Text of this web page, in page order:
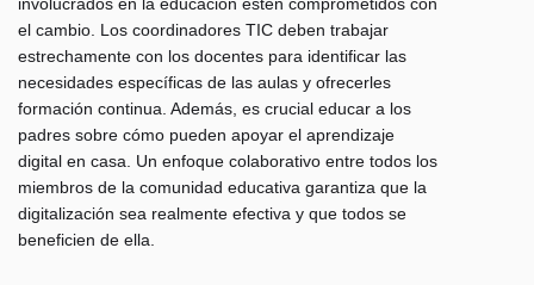
involucrados en la educación estén comprometidos con
el cambio. Los coordinadores TIC deben trabajar
estrechamente con los docentes para identificar las
necesidades específicas de las aulas y ofrecerles
formación continua. Además, es crucial educar a los
padres sobre cómo pueden apoyar el aprendizaje
digital en casa. Un enfoque colaborativo entre todos los
miembros de la comunidad educativa garantiza que la
digitalización sea realmente efectiva y que todos se
beneficien de ella.